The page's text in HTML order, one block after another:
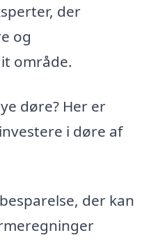
der
og
område.
døre? Her er
i døre af
der kan